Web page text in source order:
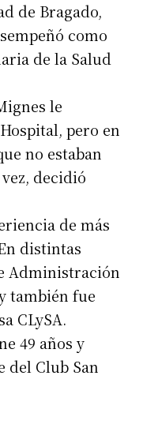
de Bragado,
como
de la Salud
le
pero en
no estaban
decidió
de más
distintas
Administración
también fue
CLySA.
49 años y
del Club San